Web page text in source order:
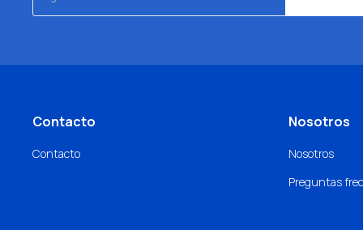
Contacto
Contacto
Nosotros
Nosotros
Preguntas